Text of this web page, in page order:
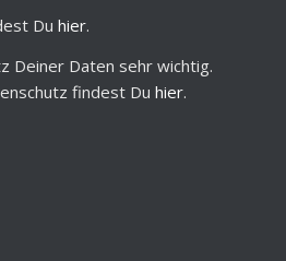
Du hier.
Deiner Daten sehr wichtig.
findest Du hier.